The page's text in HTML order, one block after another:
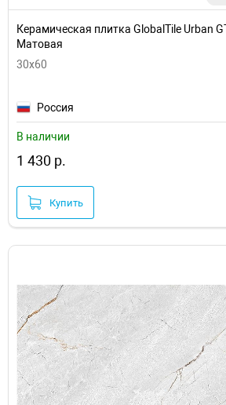
Керамическая плитка GlobalTile Urban
Матовая
30х60
Россия
В наличии
1 430 р.
Купить